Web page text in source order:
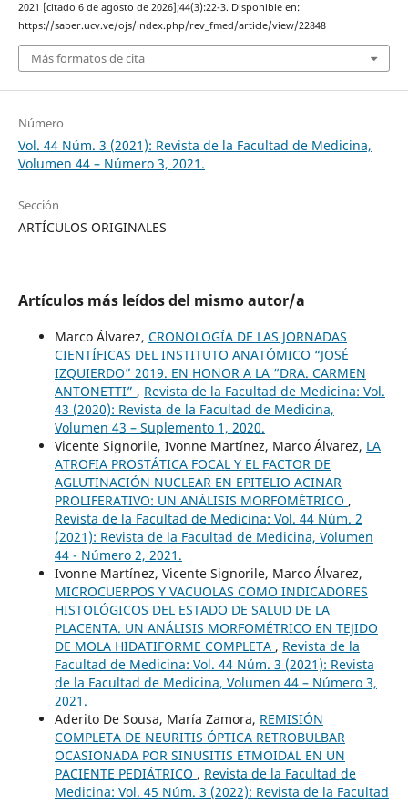
2021 [citado 6 de agosto de 2026];44(3):22-3. Disponible en:
https://saber.ucv.ve/ojs/index.php/rev_fmed/article/view/22848
Más formatos de cita
Número
Vol. 44 Núm. 3 (2021): Revista de la Facultad de Medicina,
Volumen 44 – Número 3, 2021.
Sección
ARTÍCULOS ORIGINALES
Artículos más leídos del mismo autor/a
Marco Álvarez, CRONOLOGÍA DE LAS JORNADAS
CIENTÍFICAS DEL INSTITUTO ANATÓMICO “JOSÉ
IZQUIERDO” 2019. EN HONOR A LA “DRA. CARMEN
ANTONETTI” , Revista de la Facultad de Medicina: Vol.
43 (2020): Revista de la Facultad de Medicina,
Volumen 43 – Suplemento 1, 2020.
Vicente Signorile, Ivonne Martínez, Marco Álvarez, LA
ATROFIA PROSTÁTICA FOCAL Y EL FACTOR DE
AGLUTINACIÓN NUCLEAR EN EPITELIO ACINAR
PROLIFERATIVO: UN ANÁLISIS MORFOMÉTRICO ,
Revista de la Facultad de Medicina: Vol. 44 Núm. 2
(2021): Revista de la Facultad de Medicina, Volumen
44 - Número 2, 2021.
Ivonne Martínez, Vicente Signorile, Marco Álvarez,
MICROCUERPOS Y VACUOLAS COMO INDICADORES
HISTOLÓGICOS DEL ESTADO DE SALUD DE LA
PLACENTA. UN ANÁLISIS MORFOMÉTRICO EN TEJIDO
DE MOLA HIDATIFORME COMPLETA , Revista de la
Facultad de Medicina: Vol. 44 Núm. 3 (2021): Revista
de la Facultad de Medicina, Volumen 44 – Número 3,
2021.
Aderito De Sousa, María Zamora, REMISIÓN
COMPLETA DE NEURITIS ÓPTICA RETROBULBAR
OCASIONADA POR SINUSITIS ETMOIDAL EN UN
PACIENTE PEDIÁTRICO , Revista de la Facultad de
Medicina: Vol. 45 Núm. 3 (2022): Revista de la Facultad